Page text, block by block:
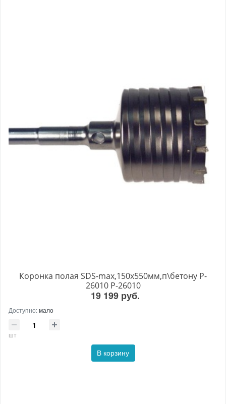
Коронка полая SDS-max,150х550мм,п\бетону P-
26010 P-26010
19 199 руб.
Доступно:мало
шт
В корзину